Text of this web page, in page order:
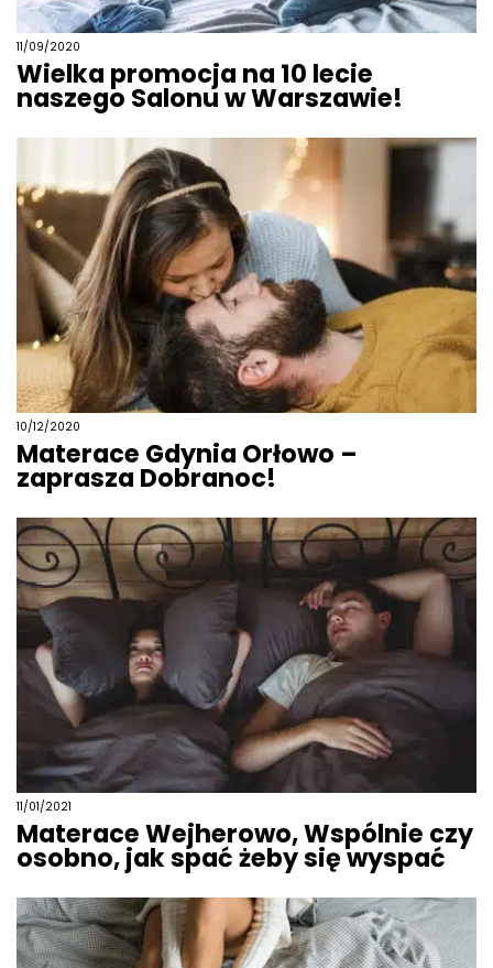
11/09/2020
Wielka promocja na 10 lecie
naszego Salonu w Warszawie!
10/12/2020
Materace Gdynia Orłowo –
zaprasza Dobranoc!
11/01/2021
Materace Wejherowo, Wspólnie czy
osobno, jak spać żeby się wyspać